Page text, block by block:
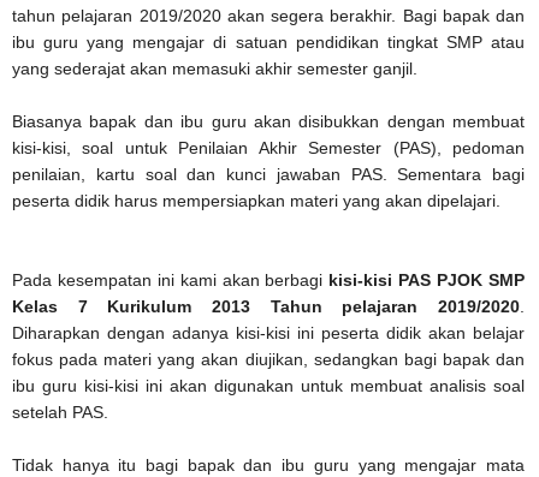
tahun pelajaran 2019/2020 akan segera berakhir. Bagi bapak dan
ibu guru yang mengajar di satuan pendidikan tingkat SMP atau
yang sederajat akan memasuki akhir semester ganjil.
Biasanya bapak dan ibu guru akan disibukkan dengan membuat
kisi-kisi, soal untuk Penilaian Akhir Semester (PAS), pedoman
penilaian, kartu soal dan kunci jawaban PAS. Sementara bagi
peserta didik harus mempersiapkan materi yang akan dipelajari.
Pada kesempatan ini kami akan berbagi kisi-kisi PAS PJOK SMP
Kelas 7 Kurikulum 2013 Tahun pelajaran 2019/2020
Diharapkan dengan adanya kisi-kisi ini peserta didik akan belajar
fokus pada materi yang akan diujikan, sedangkan bagi bapak dan
ibu guru kisi-kisi ini akan digunakan untuk membuat analisis soal
setelah PAS.
Tidak hanya itu bagi bapak dan ibu guru yang mengajar mata